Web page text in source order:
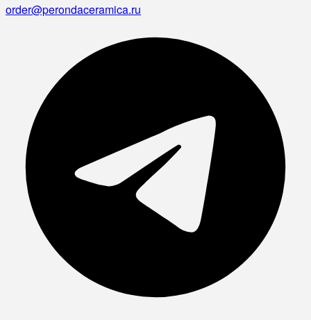
order@perondaceramica.ru